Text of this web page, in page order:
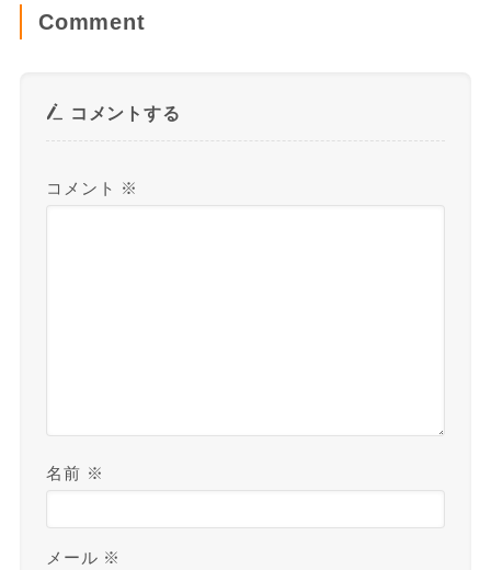
Comment
コメントする
コメント ※
名前 ※
メール ※